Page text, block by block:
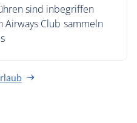
sind inbegriffen
Club sammeln